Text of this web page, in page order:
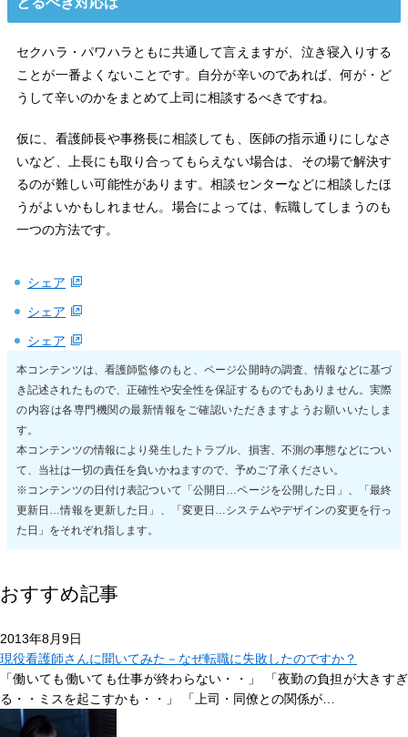
セクハラ・パワハラともに共通して言えますが、泣き寝入りする
ことが一番よくないことです。自分が辛いのであれば、何が・ど
うして辛いのかをまとめて上司に相談するべきですね。
仮に、看護師長や事務長に相談しても、医師の指示通りにしなさ
いなど、上長にも取り合ってもらえない場合は、その場で解決す
るのが難しい可能性があります。相談センターなどに相談したほ
うがよいかもしれません。場合によっては、転職してしまうのも
一つの方法です。
シェア
シェア
シェア
本コンテンツは、看護師監修のもと、ページ公開時の調査、情報などに基づ
き記述されたもので、正確性や安全性を保証するものでもありません。実際
の内容は各専門機関の最新情報をご確認いただきますようお願いいたしま
す。
本コンテンツの情報により発生したトラブル、損害、不測の事態などについ
て、当社は一切の責任を負いかねますので、予めご了承ください。
※コンテンツの日付け表記ついて「公開日…ページを公開した日」、「最終
更新日…情報を更新した日」、「変更日…システムやデザインの変更を行っ
た日」をそれぞれ指します。
おすすめ記事
2013年8月9日
現役看護師さんに聞いてみた－なぜ転職に失敗したのですか？
「働いても働いても仕事が終わらない・・」 「夜勤の負担が大きすぎ
る・・ミスを起こすかも・・」 「上司・同僚との関係が…